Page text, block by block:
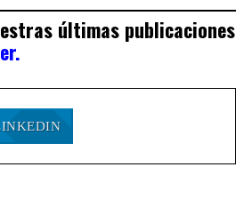
últimas publicaciones